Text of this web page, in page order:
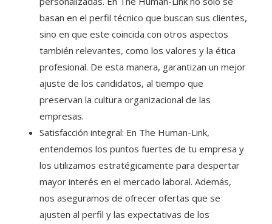
basan en el perfil técnico que buscan sus clientes,
sino en que este coincida con otros aspectos
también relevantes, como los valores y la ética
profesional. De esta manera, garantizan un mejor
ajuste de los candidatos, al tiempo que
preservan la cultura organizacional de las
empresas.
Satisfacción integral: En The Human-Link,
entendemos los puntos fuertes de tu empresa y
los utilizamos estratégicamente para despertar
mayor interés en el mercado laboral. Además,
nos aseguramos de ofrecer ofertas que se
ajusten al perfil y las expectativas de los